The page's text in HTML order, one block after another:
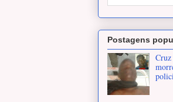
Postagens